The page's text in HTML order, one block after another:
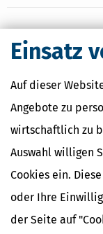
Einsatz
Auf dieser
Angebote zu
wirtschaftlich zu
Auswahl willigen
Cookies ein.
oder Ihre
der Seite auf